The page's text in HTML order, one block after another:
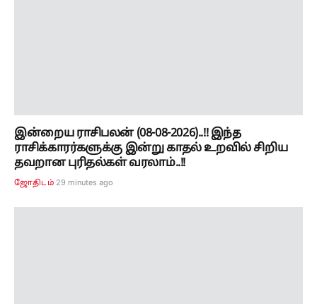
இன்றைய ராசிபலன் (08-08-2026)..!! இந்த
ராசிக்காரர்களுக்கு இன்று காதல் உறவில் சிறிய
தவறான புரிதல்கள் வரலாம்..!!
ஜோதிடம் 29 minutes ago